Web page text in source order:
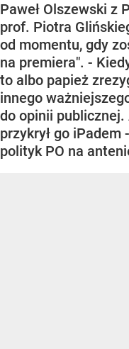
Paweł Olszewski z
prof. Piotra
od momentu, gdy
na premiera". -
to albo papież
innego
do opinii
przykrył go iPadem
polityk PO na